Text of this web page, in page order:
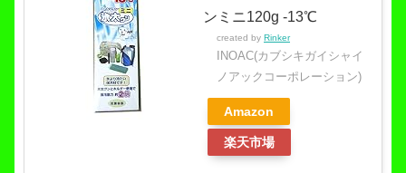
ンミニ120g -13℃
created by Rinker
INOAC(カブシキガイシャイ
ノアックコーポレーション)
Amazon
楽天市場